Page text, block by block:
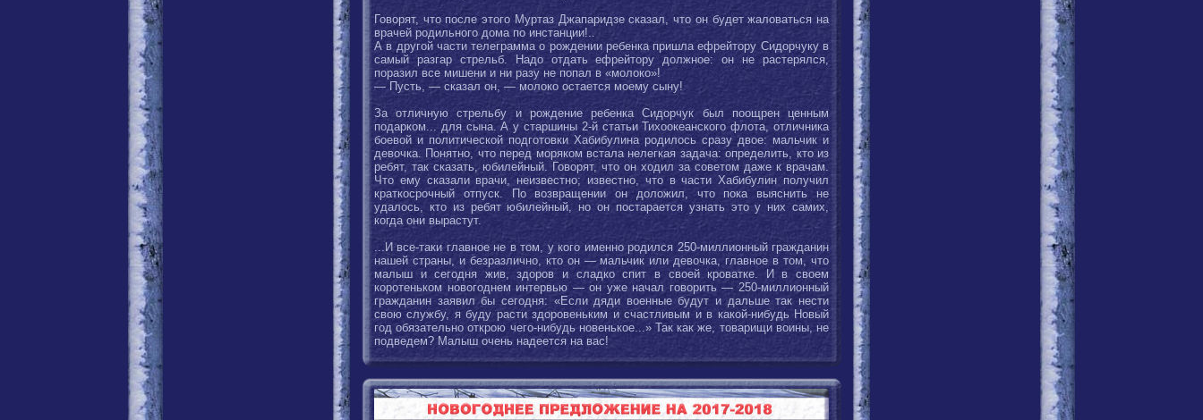
Говорят, что после этого Муртаз Джапаридзе сказал, что он будет жаловаться на
врачей родильного дома по инстанции!..
А в другой части телеграмма о рождении ребенка пришла ефрейтору Сидорчуку в
самый разгар стрельб. Надо отдать ефрейтору должное: он не растерялся,
поразил все мишени и ни разу не попал в «молоко»!
— Пусть, — сказал он, — молоко остается моему сыну!
За отличную стрельбу и рождение ребенка Сидорчук был поощрен ценным
подарком... для сына. А у старшины 2-й статьи Тихоокеанского флота, отличника
боевой и политической подготовки Хабибулина родилось сразу двое: мальчик и
девочка. Понятно, что перед моряком встала нелегкая задача: определить, кто из
ребят, так сказать, юбилейный. Говорят, что он ходил за советом даже к врачам.
Что ему сказали врачи, неизвестно; известно, что в части Хабибулин получил
краткосрочный отпуск. По возвращении он доложил, что пока выяснить не
удалось, кто из ребят юбилейный, но он постарается узнать это у них самих,
когда они вырастут.
...И все-таки главное не в том, у кого именно родился 250-миллионный гражданин
нашей страны, и безразлично, кто он — мальчик или девочка, главное в том, что
малыш и сегодня жив, здоров и сладко спит в своей кроватке. И в своем
коротеньком новогоднем интервью — он уже начал говорить — 250-миллионный
гражданин заявил бы сегодня: «Если дяди военные будут и дальше так нести
свою службу, я буду расти здоровеньким и счастливым и в какой-нибудь Новый
год обязательно открою чего-нибудь новенькое...» Так как же, товарищи воины, не
подведем? Малыш очень надеется на вас!